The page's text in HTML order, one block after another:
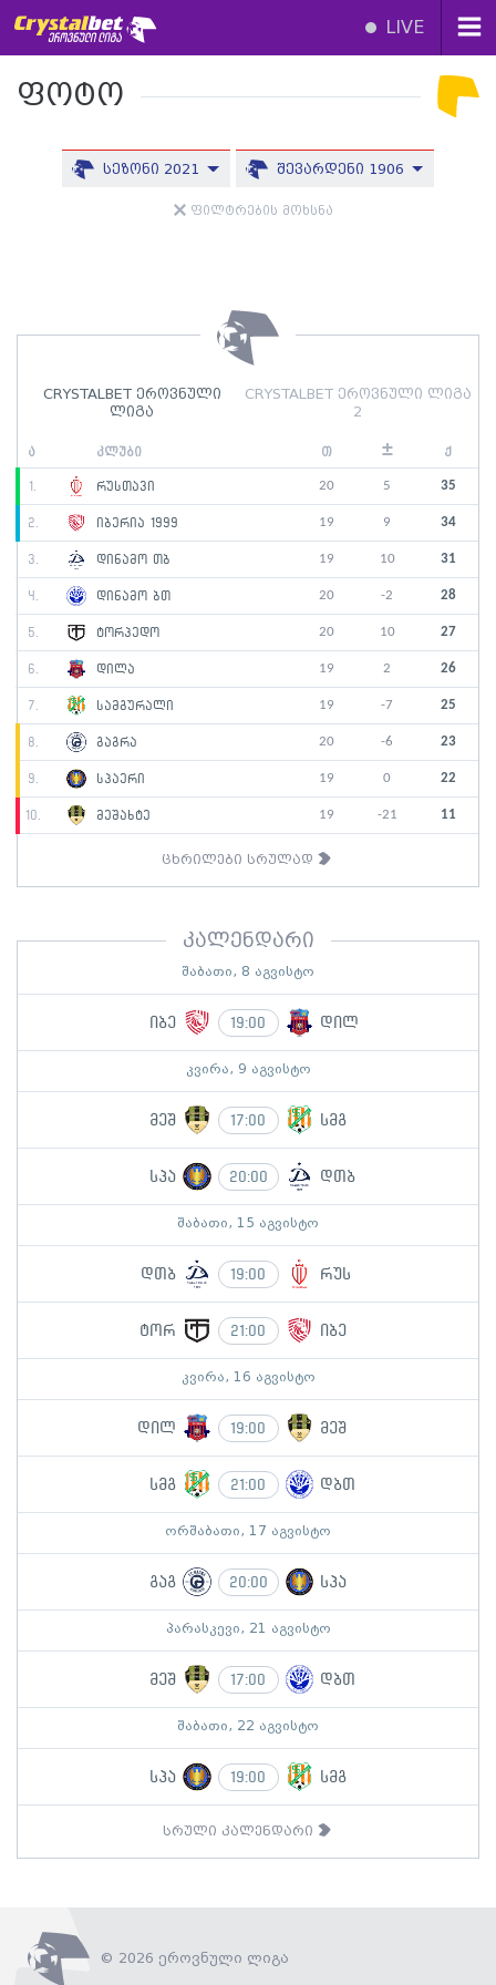
LIVE
CRYSTALBET ეროვნული
ლიგა
CRYSTALBET ეროვნული ლიგა
2
ა კლუბი თ ± ქ
1. რუსთავი 20 5 35
2. იბერია 1999 19 9 34
3. დინამო თბ 19 10 31
4. დინამო ბთ 20 -2 28
5. ტორპედო 20 10 27
6. დილა 19 2 26
7. სამგურალი 19 -7 25
8. გაგრა 20 -6 23
9. სპაერი 19 0 22
10. მეშახტე 19 -21 11
ცხრილები სრულად
კალენდარი
შაბათი, 8 აგვისტო
იბე 19:00 დილ
კვირა, 9 აგვისტო
მეშ 17:00 სმგ
სპა 20:00 დთბ
შაბათი, 15 აგვისტო
დთბ 19:00 რუს
ტორ 21:00 იბე
კვირა, 16 აგვისტო
დილ 19:00 მეშ
სმგ 21:00 დბთ
ორშაბათი, 17 აგვისტო
გაგ 20:00 სპა
პარასკევი, 21 აგვისტო
მეშ 17:00 დბთ
შაბათი, 22 აგვისტო
სპა 19:00 სმგ
სრული კალენდარი
ფოტო
სეზონი 2021 შევარდენი 1906
ფილტრების მოხსნა
© 2026 ეროვნული ლიგა